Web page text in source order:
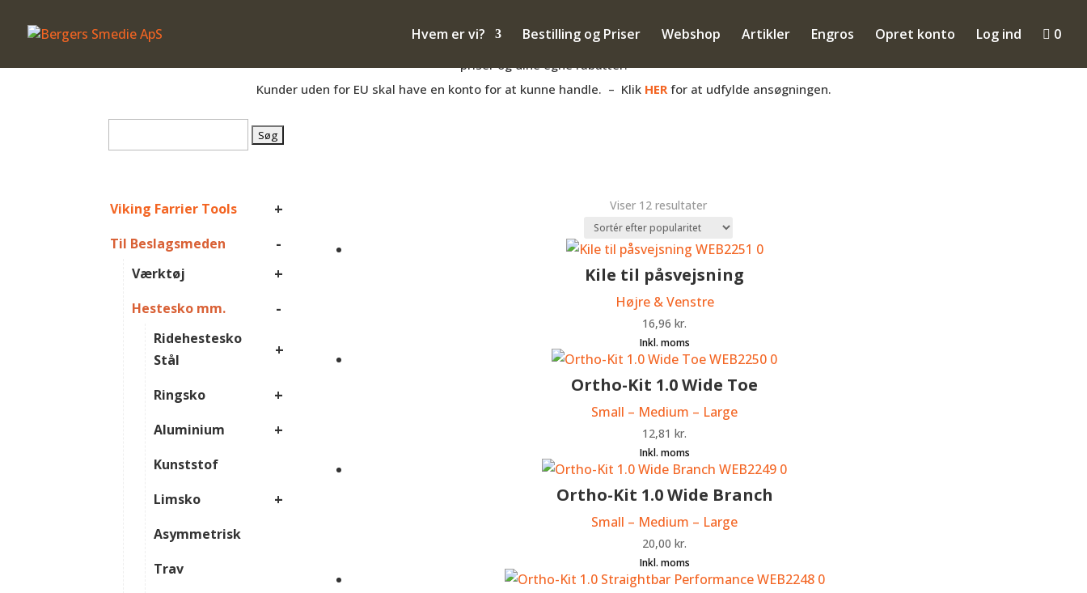
Hvem er vi? Bestilling og Priser Webshop Artikler Engros Opret konto Log ind  0
– også salg til PRIVATE
priser og dine egne rabatter.
Kunder uden for EU skal have en konto for at kunne handle. – Klik HERfor at udfylde ansøgningen.
efter:
Viking Farrier Tools +
Til Beslagsmeden -
Værktøj +
Hestesko mm. -
Ridehestesko
Stål
+
Ringsko +
Aluminium +
Kunststof
Limsko
+
Asymmetrisk
Trav
Viser 12 resultaterSorteret
efter
popularitet
Kile til påsvejsning
Højre & Venstre
16,96kr.
Ortho-Kit 1.0 Wide Toe
Small – Medium – Large
12,81kr.
Ortho-Kit 1.0 Wide Branch
Small – Medium – Large
20,00kr.